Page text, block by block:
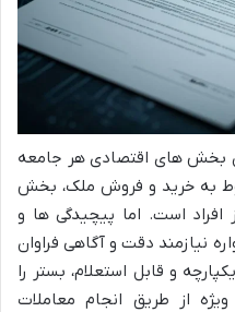
بخش های اقتصادی هر جامعه
به خرید و فروش ملک، بخش
افراد است. اما پیچیدگی ها و
نیازمند دقت و آگاهی فراوان
و قابل استعلام، بستر را
از طریق انجام معاملات